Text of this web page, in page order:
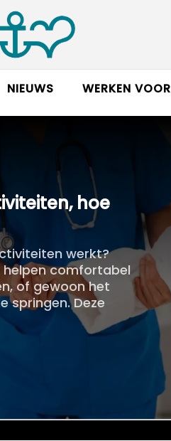
NIEUWS WERKEN VOOR
hoe
werkt?
helpen comfortabel
of gewoon het
springen. Deze